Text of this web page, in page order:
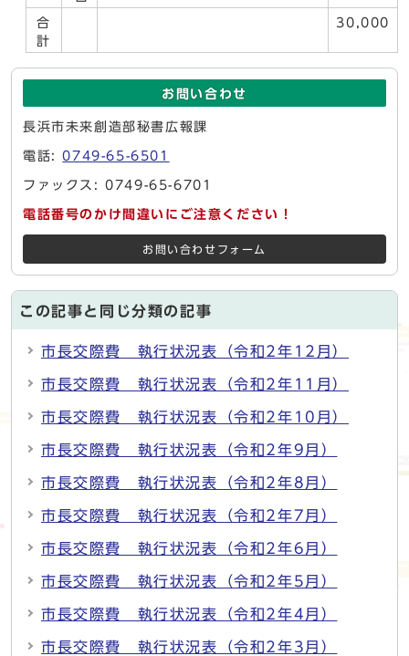
合
計
30,000
お問い合わせ
長浜市未来創造部秘書広報課
電話:0749-65-6501
ファックス: 0749-65-6701
電話番号のかけ間違いにご注意ください！
お問い合わせフォーム
この記事と同じ分類の記事
市長交際費 執行状況表（令和2年12月）
市長交際費 執行状況表（令和2年11月）
市長交際費 執行状況表（令和2年10月）
市長交際費 執行状況表（令和2年9月）
市長交際費 執行状況表（令和2年8月）
市長交際費 執行状況表（令和2年7月）
市長交際費 執行状況表（令和2年6月）
市長交際費 執行状況表（令和2年5月）
市長交際費 執行状況表（令和2年4月）
市長交際費 執行状況表（令和2年3月）